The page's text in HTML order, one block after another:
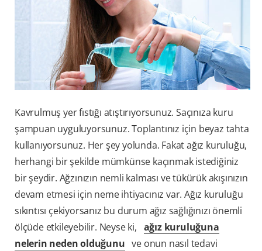
Kavrulmuş yer fıstığı atıştırıyorsunuz. Saçınıza kuru
şampuan uyguluyorsunuz. Toplantınız için beyaz tahta
kullanıyorsunuz. Her şey yolunda. Fakat ağız kuruluğu,
herhangi bir şekilde mümkünse kaçınmak istediğiniz
bir şeydir. Ağzınızın nemli kalması ve tükürük akışınızın
devam etmesi için neme ihtiyacınız var. Ağız kuruluğu
sıkıntısı çekiyorsanız bu durum ağız sağlığınızı önemli
ölçüde etkileyebilir. Neyse ki, ağız kuruluğuna
nelerin neden olduğunu ve onun nasıl tedavi